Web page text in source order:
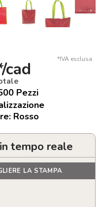
*IVA esclusa
cad
Pezzi
Rosso
tempo reale
LA STAMPA